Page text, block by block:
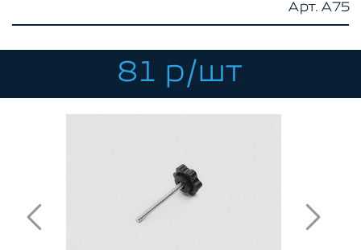
КОНСТРУКЦИОННЫЙ ПРОФИЛЬ
КОМПЛЕКТУЮЩИЕ К ЧПУ
АКСЕССУАРЫ ДЛЯ V-ПАЗА
Т-БОЛТЫ И Т-ГАЙКИ
СИСТЕМА ТРУБНАЯ МОДУЛЬНАЯ
СИСТЕМА ТРУБНАЯ КОНСТРУКЦИОННАЯ
ВНУТРЕННИЕ УГЛОВЫЕ СОЕДИНИТЕЛИ
Арт. A75
81 р/шт